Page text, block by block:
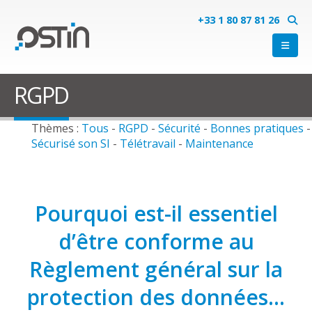
+33 1 80 87 81 26
RGPD
Thèmes : Tous - RGPD - Sécurité - Bonnes pratiques -
Sécurisé son SI - Télétravail - Maintenance
Pourquoi est-il essentiel
d’être conforme au
Règlement général sur la
protection des données…